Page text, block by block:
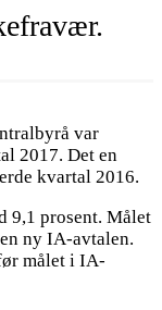
var
2017. Det en
kvartal 2016.
9,1 prosent. Målet
ny IA-avtalen.
målet i IA-